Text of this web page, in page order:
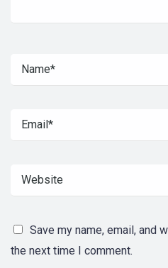
Save my name, email, and
the next time I comment.